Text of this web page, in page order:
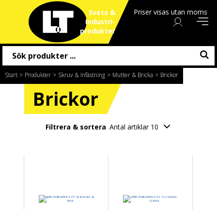
Priser visas utan moms
Svets &
Industri
produkter
Start / Produkter / Skruv & Infästning / Mutter & Bricka / Brickor
Brickor
Filtrera & sortera Antal artiklar 10